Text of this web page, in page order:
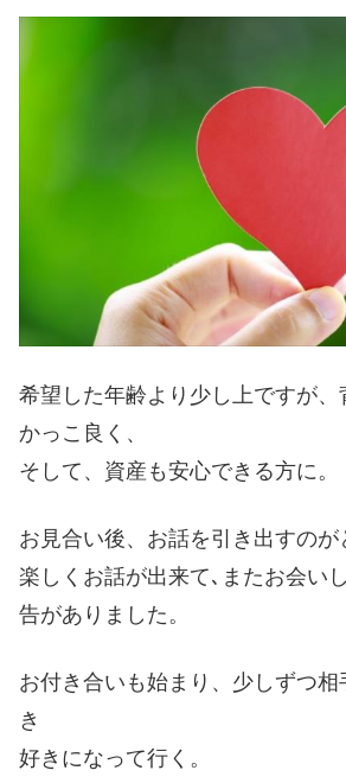
希望した年齢より少し上ですが、
かっこ良く、
そして、資産も安心できる方に。
お見合い後、お話を引き出すのが
楽しくお話が出来て､またお会い
告がありました。
お付き合いも始まり、少しずつ
き
好きになって行く。